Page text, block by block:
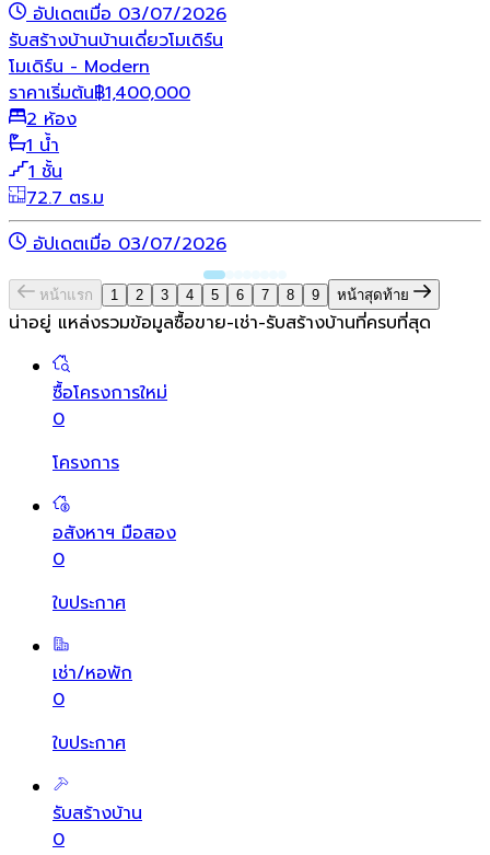
อัปเดตเมื่อ 03/07/2026
รับสร้างบ้านบ้านเดี่ยวโมเดิร์น
โมเดิร์น - Modern
ราคาเริ่มต้น฿1,400,000
2 ห้อง
1 น้ำ
1 ชั้น
72.7 ตร.ม
อัปเดตเมื่อ 03/07/2026
หน้าแรก 1 2 3 4 5 6 7 8 9 หน้าสุดท้าย
น่าอยู่ แหล่งรวมข้อมูลซื้อขาย-เช่า-รับสร้างบ้านที่ครบที่สุด
ซื้อโครงการใหม่
0
โครงการ
อสังหาฯ มือสอง
0
ใบประกาศ
เช่า/หอพัก
0
ใบประกาศ
รับสร้างบ้าน
0